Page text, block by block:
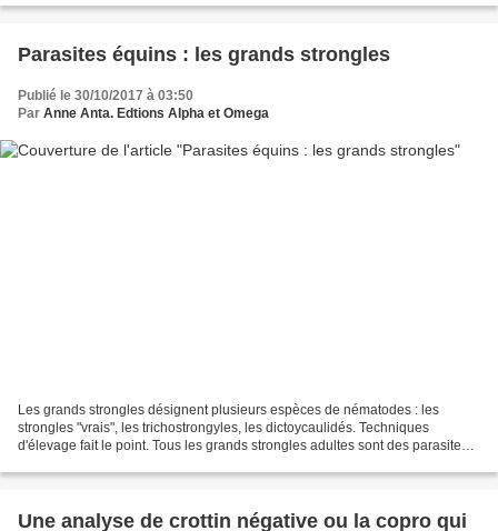
Parasites équins : les grands strongles
Publié le 30/10/2017 à 03:50
Par Anne Anta. Edtions Alpha et Omega
Les grands strongles désignent plusieurs espèces de nématodes : les
strongles "vrais", les trichostrongyles, les dictoycaulidés. Techniques
d'élevage fait le point. Tous les grands strongles adultes sont des parasites
Une analyse de crottin négative ou la copro qui